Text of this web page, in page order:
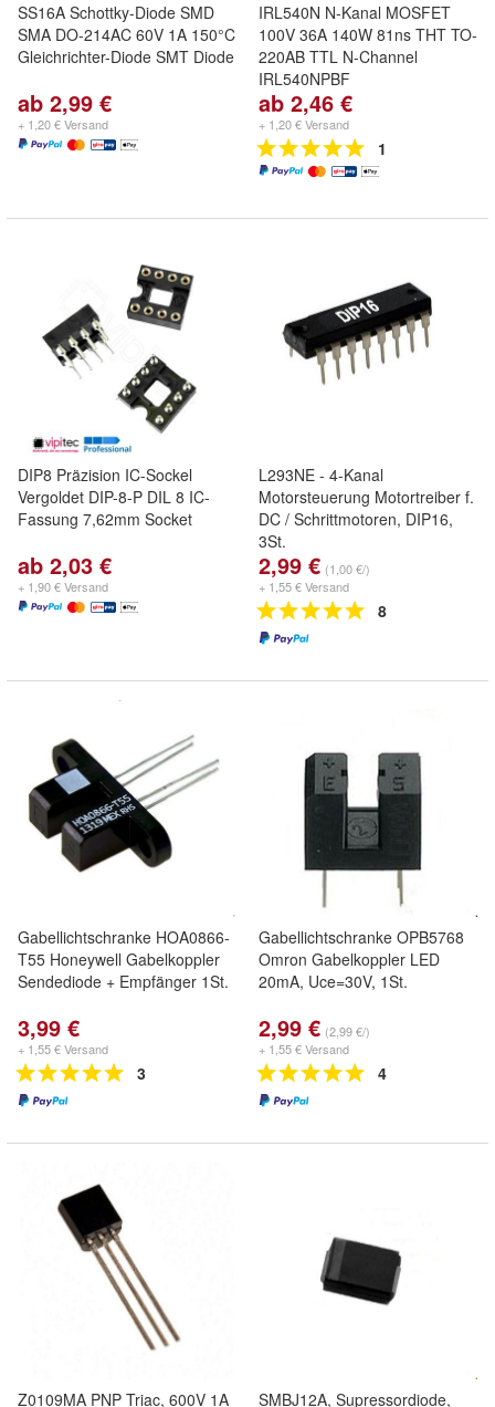
SS16A Schottky-Diode SMD
SMA DO-214AC 60V 1A 150°C
Gleichrichter-Diode SMT Diode
ab 2,99 €
+ 1,20 € Versand
IRL540N N-Kanal MOSFET
100V 36A 140W 81ns THT TO-
220AB TTL N-Channel
IRL540NPBF
ab 2,46 €
+ 1,20 € Versand
1
DIP8 Präzision IC-Sockel
Vergoldet DIP-8-P DIL 8 IC-
Fassung 7,62mm Socket
ab 2,03 €
+ 1,90 € Versand
L293NE - 4-Kanal
Motorsteuerung Motortreiber f.
DC / Schrittmotoren, DIP16,
3St.
2,99 € (1,00 €/)
+ 1,55 € Versand
8
Gabellichtschranke HOA0866-
T55 Honeywell Gabelkoppler
Sendediode + Empfänger 1St.
3,99 €
+ 1,55 € Versand
3
Gabellichtschranke OPB5768
Omron Gabelkoppler LED
20mA, Uce=30V, 1St.
2,99 € (2,99 €/)
+ 1,55 € Versand
4
Z0109MA PNP Triac, 600V 1A SMBJ12A, Supressordiode,